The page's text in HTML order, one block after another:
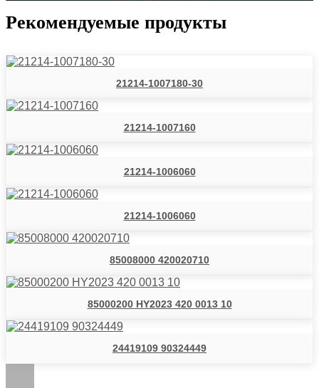
Рекомендуемые продукты
21214-1007180-30
21214-1007160
21214-1006060
21214-1006060
85008000 420020710
85000200 HY2023 420 0013 10
24419109 90324449